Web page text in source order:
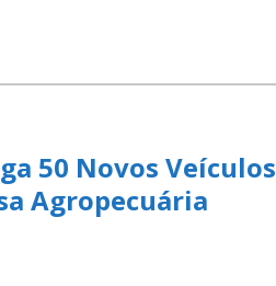
50 Novos Veículos
Agropecuária